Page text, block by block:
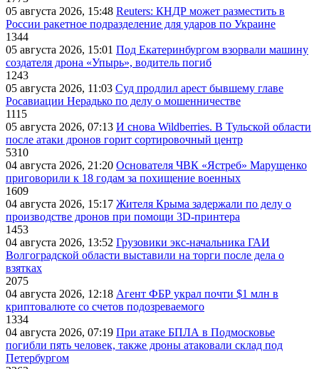
05 августа 2026, 15:48 Reuters: КНДР может разместить в
России ракетное подразделение для ударов по Украине
1344
05 августа 2026, 15:01 Под Екатеринбургом взорвали машину
создателя дрона «Упырь», водитель погиб
1243
05 августа 2026, 11:03 Суд продлил арест бывшему главе
Росавиации Нерадько по делу о мошенничестве
1115
05 августа 2026, 07:13 И снова Wildberries. В Тульской области
после атаки дронов горит сортировочный центр
5310
04 августа 2026, 21:20 Основателя ЧВК «Ястреб» Марущенко
приговорили к 18 годам за похищение военных
1609
04 августа 2026, 15:17 Жителя Крыма задержали по делу о
производстве дронов при помощи 3D‑принтера
1453
04 августа 2026, 13:52 Грузовики экс-начальника ГАИ
Волгоградской области выставили на торги после дела о
взятках
2075
04 августа 2026, 12:18 Агент ФБР украл почти $1 млн в
криптовалюте со счетов подозреваемого
1334
04 августа 2026, 07:19 При атаке БПЛА в Подмосковье
погибли пять человек, также дроны атаковали склад под
Петербургом